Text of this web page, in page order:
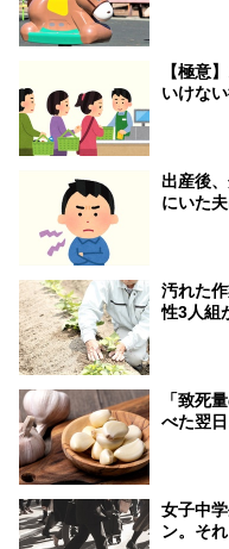
【極意
いけな
出産後
にいた
汚れた
性3人組
「致死
べた翌
女子中
ン。そ